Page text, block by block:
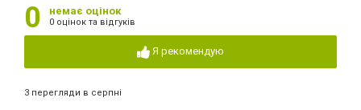
0 немає оцінок
0 оцінок та відгуків
Я рекомендую
3 перегляди в серпні